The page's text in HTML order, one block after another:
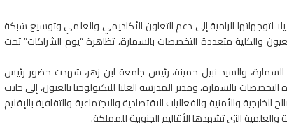
لتوجهاتها الرامية إلى دعم التعاون الأكاديمي والعلمي وتوسيع شبكة
والكلية متعددة التخصصات بالسمارة، تظاهرة “يوم الشراكات” تحت
السمارة، والسيد نبيل حمينة، رئيس جامعة ابن زهر، شهدت حضور رئيس
بالسمارة، ومدير المدرسة العليا للتكنولوجيا بالعيون، إلى جانب
والأمنية والفعاليات الاقتصادية والاجتماعية والثقافية بالإقليم
التي تشهدها الأقاليم الجنوبية للمملكة.